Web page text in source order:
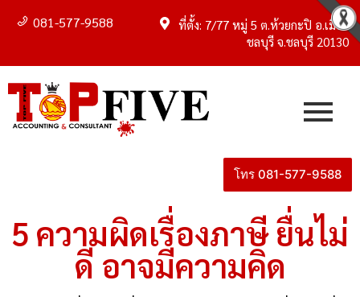
081-577-9588
ที่ตั้ง: 7/77 หมู่ 5 ต.ห้วยกะปิ อ.เมือง
ชลบุรี จ.ชลบุรี 20130
โทร 081-577-9588
5 ความผิดเรื่องภาษี ยื่นไม่
ดี อาจมีความคิด